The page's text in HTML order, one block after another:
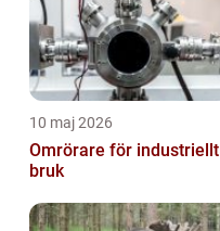
10 maj 2026
Omrörare för industriellt
bruk